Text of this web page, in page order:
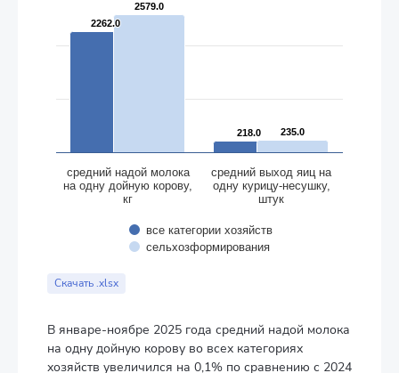
2262.0
2262.0
218.0
218.0
2579.0
2579.0
235.0
235.0
все категории хозяйств
сельхозформирования
cредний надой молока
на одну дойную корову,
кг
cредний выход яиц на
одну курицу-несушку,
штук
End of interactive chart.
Скачать .xlsx
В январе-ноябре 2025 года средний надой молока
на одну дойную корову во всех категориях
хозяйств увеличился на 0,1% по сравнению с 2024